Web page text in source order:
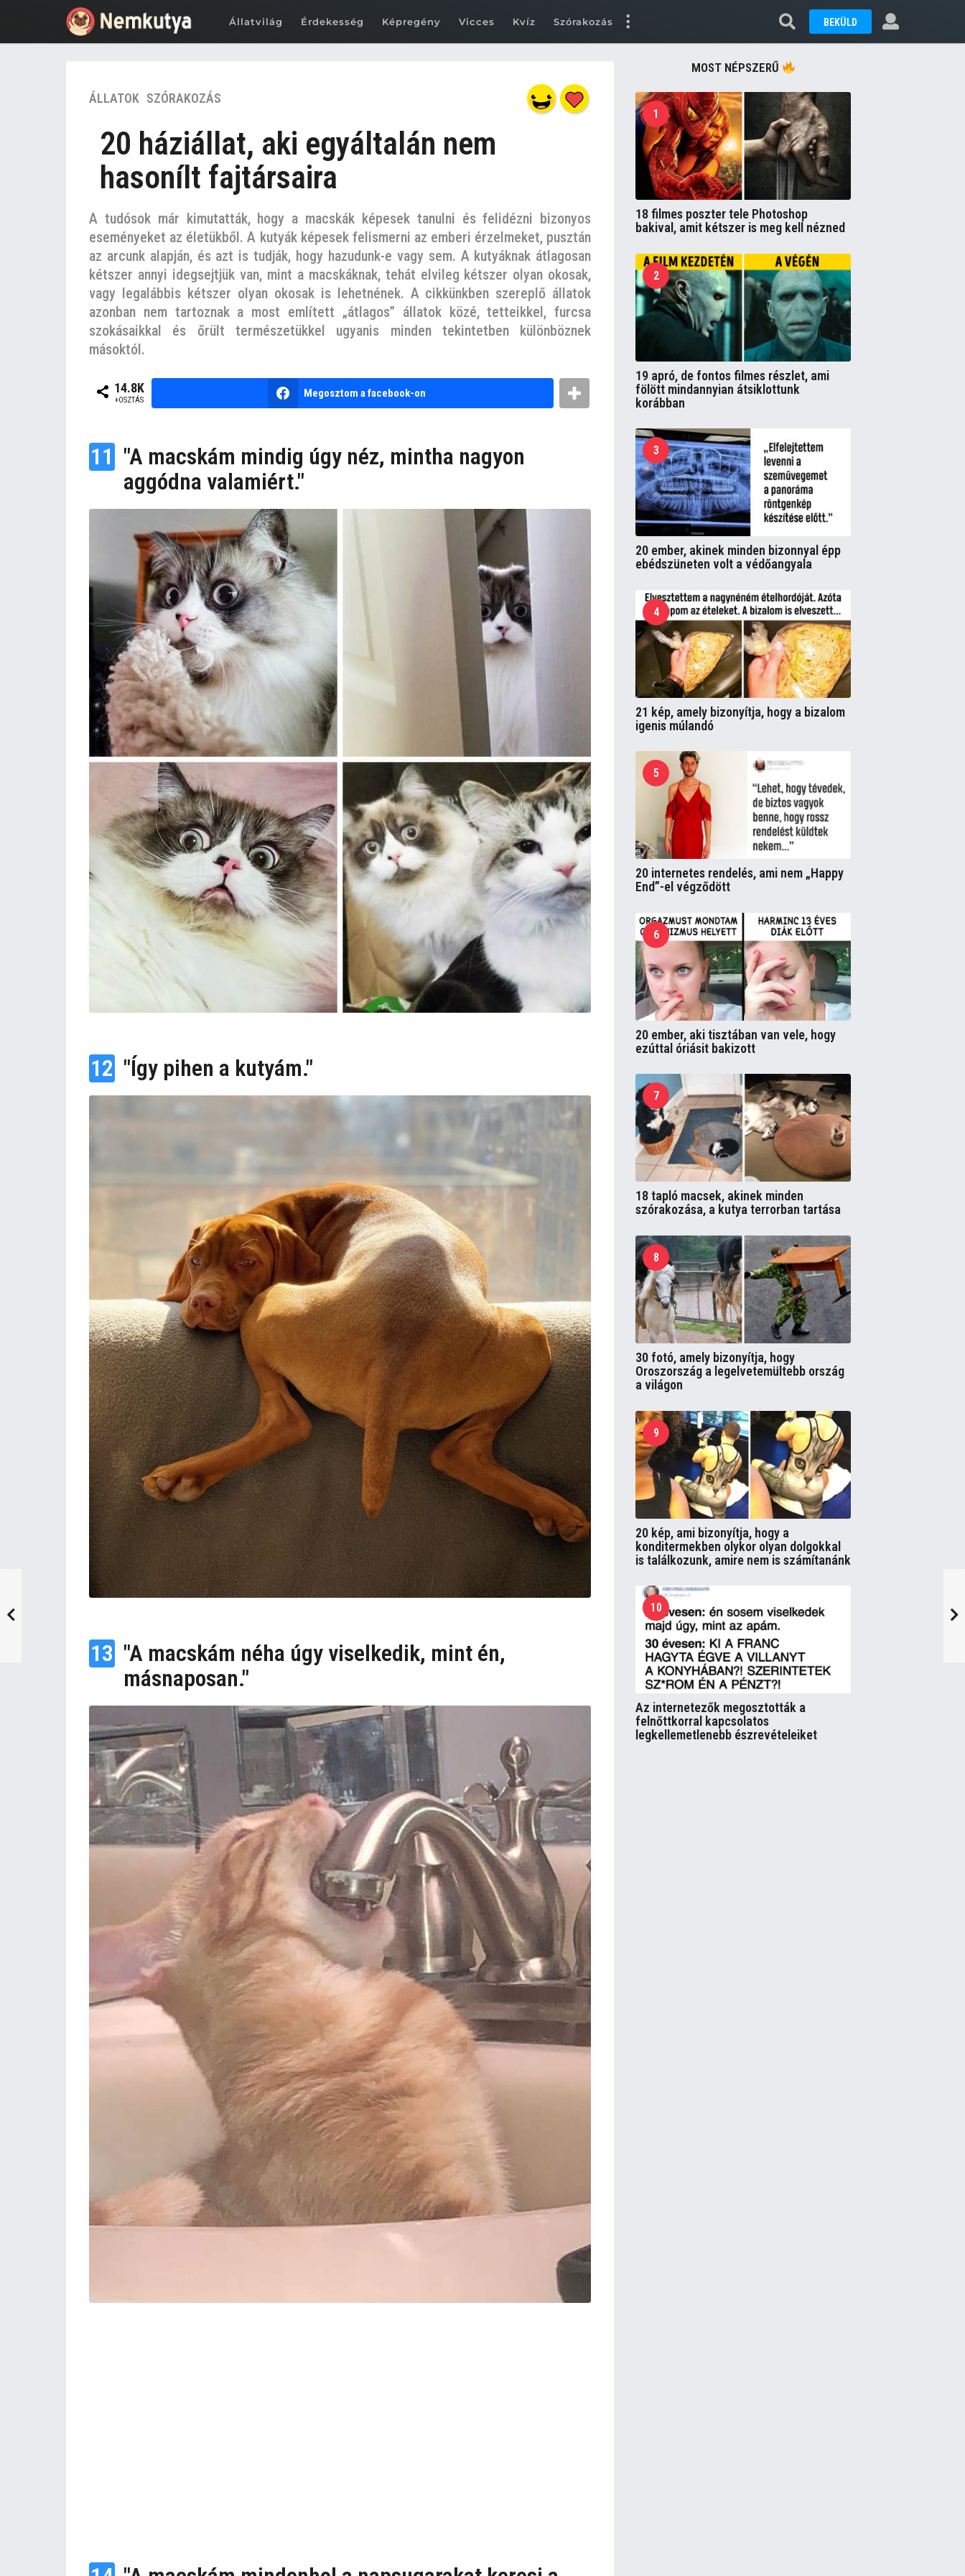
Állatvilág Érdekesség Képregény Vicces Kvíz Szórakozás BEKÜLD
7
ő
t
t
7
é
v
e
z
ÁLLATOK ,SZÓRAKOZÁS
20 háziállat, aki egyáltalán nem
hasonílt fajtársaira
A tudósok már kimutatták, hogy a macskák képesek tanulni és felidézni bizonyos
eseményeket az életükből. A kutyák képesek felismerni az emberi érzelmeket, pusztán
az arcunk alapján, és azt is tudják, hogy hazudunk-e vagy sem. A kutyáknak átlagosan
kétszer annyi idegsejtjük van, mint a macskáknak, tehát elvileg kétszer olyan okosak,
vagy legalábbis kétszer olyan okosak is lehetnének. A cikkünkben szereplő állatok
azonban nem tartoznak a most említett „átlagos” állatok közé, tetteikkel, furcsa
szokásaikkal és őrült természetükkel ugyanis minden tekintetben különböznek
másoktól.
b
y
m
k
u
a
14.8K
+OSZTÁS
Megosztom a facebook-on
11 "A macskám mindig úgy néz, mintha nagyon
aggódna valamiért."
12 "Így pihen a kutyám."
13 "A macskám néha úgy viselkedik, mint én,
másnaposan."
MOST NÉPSZERŰ
1
18 filmes poszter tele Photoshop
bakival, amit kétszer is meg kell nézned
2
19 apró, de fontos filmes részlet, ami
fölött mindannyian átsiklottunk
korábban
3
20 ember, akinek minden bizonnyal épp
ebédszüneten volt a védőangyala
4
21 kép, amely bizonyítja, hogy a bizalom
igenis múlandó
5
20 internetes rendelés, ami nem „Happy
End”-el végződött
6
20 ember, aki tisztában van vele, hogy
ezúttal óriásit bakizott
7
18 tapló macsek, akinek minden
szórakozása, a kutya terrorban tartása
8
30 fotó, amely bizonyítja, hogy
Oroszország a legelvetemültebb ország
a világon
9
20 kép, ami bizonyítja, hogy a
konditermekben olykor olyan dolgokkal
is találkozunk, amire nem is számítanánk
10
Az internetezők megosztották a
felnőttkorral kapcsolatos
legkellemetlenebb észrevételeiket